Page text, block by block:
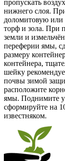
пропускать
нижнего слоя.
доломитовую или
торф и зола. При
земли и
переферии ямы,
размеру
контейнера,
шейку
почвы зимой
расположите
ямы. Поднимите
сформируйте на
известняком.